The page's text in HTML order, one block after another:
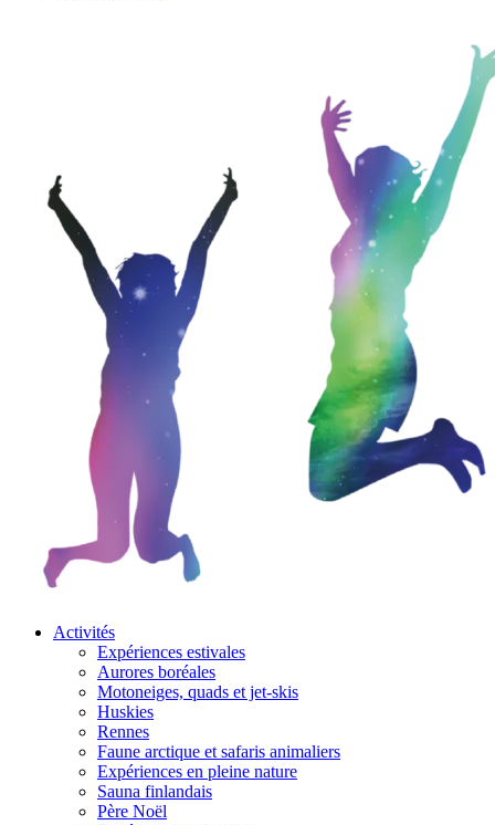
Activités
Expériences estivales
Aurores boréales
Motoneiges, quads et jet-skis
Huskies
Rennes
Faune arctique et safaris animaliers
Expériences en pleine nature
Sauna finlandais
Père Noël